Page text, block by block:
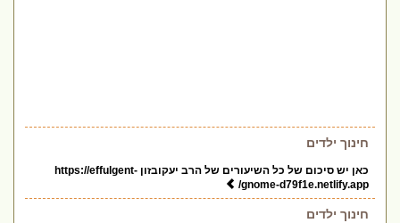
חינוך ילדים
כאן יש סיכום של כל השיעורים של הרב יעקובזון https://effulgent-
gnome-d79f1e.netlify.app/
חינוך ילדים